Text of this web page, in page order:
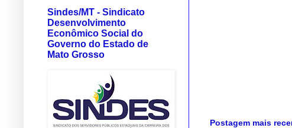
Postagem mais
Sindes/MT - Sindicato
Desenvolvimento
Econômico Social do
Governo do Estado de
Mato Grosso